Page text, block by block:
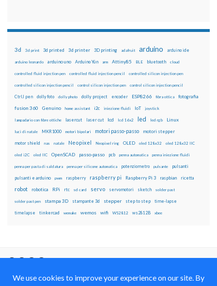
3d 3d print 3d printed 3d printer 3D printing adafruit arduino arduino ide
arduino leonardo arduino uno Arduino Yún arm Attiny85 BLE bluetooth cloud
controlled fluid injection pen controlled fluid injection pencil controlled silicon injection pen
controlled silicon injection pencil control silicon injection pen control silicon injection pencil
CtrlJ pen dolly foto dolly photo dolly project encoder ESP8266 fibra ottica fotografia
fusion 360 Genuino home assistant i2c iniezione fluidi IoT joystick
lampadario con fibre ottiche lasercut laser cut lcd lcd 16x2 led led rgb Linux
luci di natale MKR1000 motori bipolari motori passo-passo motori stepper
motor shield nas natale Neopixel Neopixel ring OLED oled 128x32 oled 128x32 IIC
oled i2C oled IIC OpenSCAD passo-passo pcb penna automatica penna iniezione fluidi
penna per pasta di saldatura penna per silicone automatica potenziometro pulsante pulsanti
pulsanti e arduino pwm raspberry raspberry pi Raspberry Pi 3 raspbian ricetta
robot robotica RPi rtc sd card servo servomotori sketch solder past
solder past pen stampa 3D stampante 3d stepper step to step time-lapse
timelapse tinkercad wemake wemos wifi WS2812 ws2812B xbee